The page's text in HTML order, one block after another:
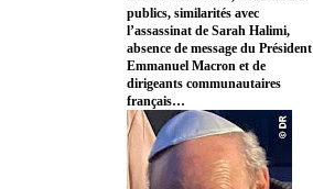
publics, similarités avec
l’assassinat de Sarah Halimi,
absence de message du Président
Emmanuel Macron et de
dirigeants communautaires
français…